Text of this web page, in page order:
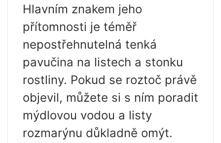
Hlavním znakem jeho
přítomnosti je téměř
nepostřehnutelná tenká
pavučina na listech a stonku
rostliny. Pokud se roztoč právě
objevil, můžete si s ním poradit
mýdlovou vodou a listy
rozmarýnu důkladně omýt.